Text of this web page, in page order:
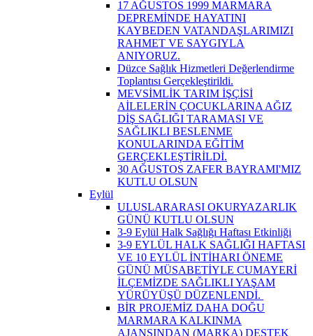
17 AĞUSTOS 1999 MARMARA
DEPREMİNDE HAYATINI
KAYBEDEN VATANDAŞLARIMIZI
RAHMET VE SAYGIYLA
ANIYORUZ.
Düzce Sağlık Hizmetleri Değerlendirme
Toplantısı Gerçekleştirildi.
MEVSİMLİK TARIM İŞÇİSİ
AİLELERİN ÇOCUKLARINA AĞIZ
DİŞ SAĞLIĞI TARAMASI VE
SAĞLIKLI BESLENME
KONULARINDA EĞİTİM
GERÇEKLEŞTİRİLDİ.
30 AĞUSTOS ZAFER BAYRAMI'MIZ
KUTLU OLSUN
Eylül
ULUSLARARASI OKURYAZARLIK
GÜNÜ KUTLU OLSUN
3-9 Eylül Halk Sağlığı Haftası Etkinliği
3-9 EYLÜL HALK SAĞLIĞI HAFTASI
VE 10 EYLÜL İNTİHARI ÖNEME
GÜNÜ MÜSABETİYLE CUMAYERİ
İLÇEMİZDE SAĞLIKLI YAŞAM
YÜRÜYÜŞÜ DÜZENLENDİ. ​
BİR PROJEMİZ DAHA DOĞU
MARMARA KALKINMA
AJANSINDAN (MARKA) DESTEK